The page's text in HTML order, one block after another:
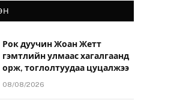
Рок дуучин Жоан Жетт
гэмтлийн улмаас хагалгаанд
орж, тоглолтуудаа цуцалжээ
08/08/2026